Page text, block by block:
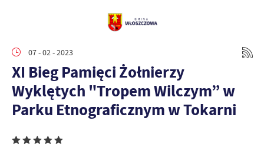
07 - 02 - 2023
XI Bieg Pamięci Żołnierzy
Wyklętych "Tropem Wilczym” w
Parku Etnograficznym w Tokarni